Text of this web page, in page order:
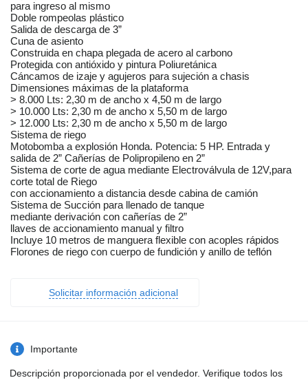
para ingreso al mismo
Doble rompeolas plástico
Salida de descarga de 3”
Cuna de asiento
Construida en chapa plegada de acero al carbono
Protegida con antióxido y pintura Poliuretánica
Cáncamos de izaje y agujeros para sujeción a chasis
Dimensiones máximas de la plataforma
> 8.000 Lts: 2,30 m de ancho x 4,50 m de largo
> 10.000 Lts: 2,30 m de ancho x 5,50 m de largo
> 12.000 Lts: 2,30 m de ancho x 5,50 m de largo
Sistema de riego
Motobomba a explosión Honda. Potencia: 5 HP. Entrada y
salida de 2” Cañerías de Polipropileno en 2”
Sistema de corte de agua mediante Electroválvula de 12V,para
corte total de Riego
con accionamiento a distancia desde cabina de camión
Sistema de Succión para llenado de tanque
mediante derivación con cañerías de 2”
llaves de accionamiento manual y filtro
Incluye 10 metros de manguera flexible con acoples rápidos
Florones de riego con cuerpo de fundición y anillo de teflón
Solicitar información adicional
Importante
Descripción proporcionada por el vendedor. Verifique todos los